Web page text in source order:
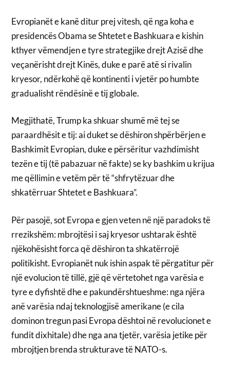
Evropianët e kanë ditur prej vitesh, që nga koha e
presidencës Obama se Shtetet e Bashkuara e kishin
kthyer vëmendjen e tyre strategjike drejt Azisë dhe
veçanërisht drejt Kinës, duke e parë atë si rivalin
kryesor, ndërkohë që kontinenti i vjetër po humbte
gradualisht rëndësinë e tij globale.
Megjithatë, Trump ka shkuar shumë më tej se
paraardhësit e tij: ai duket se dëshiron shpërbërjen e
Bashkimit Evropian, duke e përsëritur vazhdimisht
tezën e tij (të pabazuar në fakte) se ky bashkim u krijua
me qëllimin e vetëm për të “shfrytëzuar dhe
shkatërruar Shtetet e Bashkuara”.
Për pasojë, sot Evropa e gjen veten në një paradoks të
rrezikshëm: mbrojtësi i saj kryesor ushtarak është
njëkohësisht forca që dëshiron ta shkatërrojë
politikisht. Evropianët nuk ishin aspak të përgatitur për
një evolucion të tillë, gjë që vërtetohet nga varësia e
tyre e dyfishtë dhe e pakundërshtueshme: nga njëra
anë varësia ndaj teknologjisë amerikane (e cila
dominon tregun pasi Evropa dështoi në revolucionet e
fundit dixhitale) dhe nga ana tjetër, varësia jetike për
mbrojtjen brenda strukturave të NATO-s.